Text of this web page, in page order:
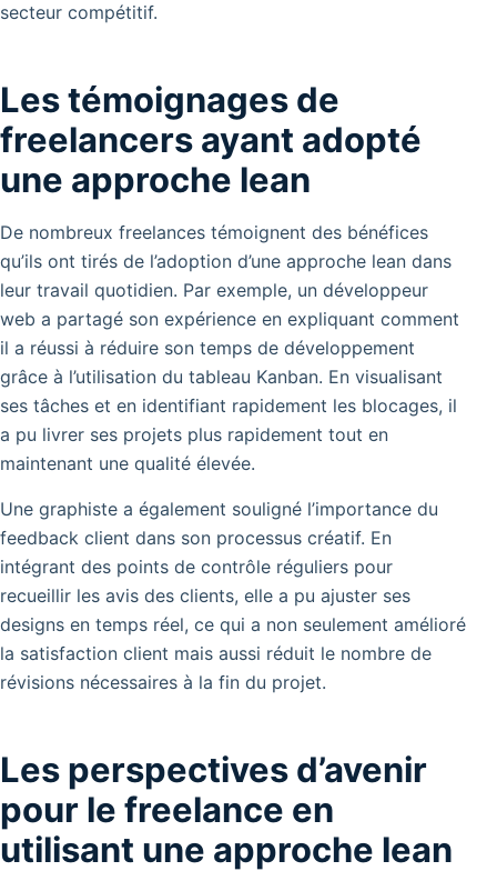
secteur compétitif.
Les témoignages de
freelancers ayant adopté
une approche lean
De nombreux freelances témoignent des bénéfices
qu’ils ont tirés de l’adoption d’une approche lean dans
leur travail quotidien. Par exemple, un développeur
web a partagé son expérience en expliquant comment
il a réussi à réduire son temps de développement
grâce à l’utilisation du tableau Kanban. En visualisant
ses tâches et en identifiant rapidement les blocages, il
a pu livrer ses projets plus rapidement tout en
maintenant une qualité élevée.
Une graphiste a également souligné l’importance du
feedback client dans son processus créatif. En
intégrant des points de contrôle réguliers pour
recueillir les avis des clients, elle a pu ajuster ses
designs en temps réel, ce qui a non seulement amélioré
la satisfaction client mais aussi réduit le nombre de
révisions nécessaires à la fin du projet.
Les perspectives d’avenir
pour le freelance en
utilisant une approche lean